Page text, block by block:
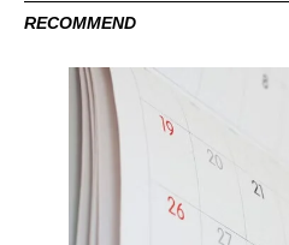
RECOMMEND